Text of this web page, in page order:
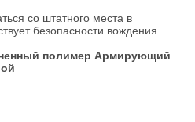
со штатного места в
безопасности вождения
полимер Армирующий